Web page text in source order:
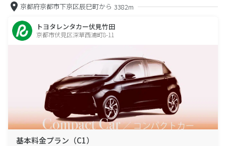
京都府京都市下京区辰巳町から 3382m
トヨタレンタカー伏見竹田
京都市伏見区深草西浦町8-11
基本料金プラン（C1）